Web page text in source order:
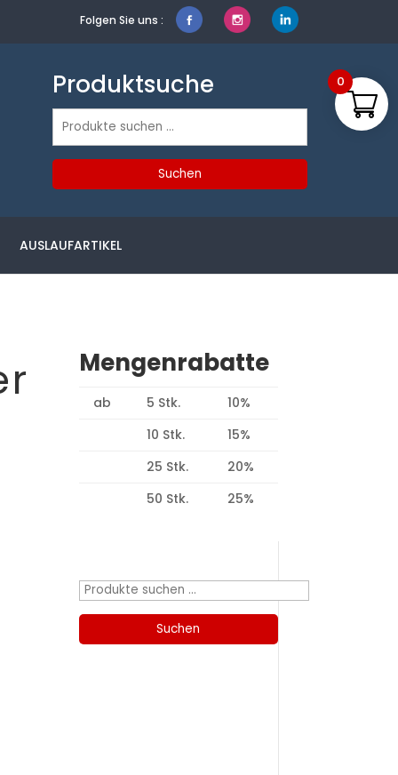
Folgen Sie uns :
Produktsuche
Suchen
Suchen
AUSLAUFARTIKEL
Mengenrabatte
ab 5 Stk.
10%
10 Stk.
15%
25 Stk.
20%
50 Stk.
25%
Suchen
Suchen
0